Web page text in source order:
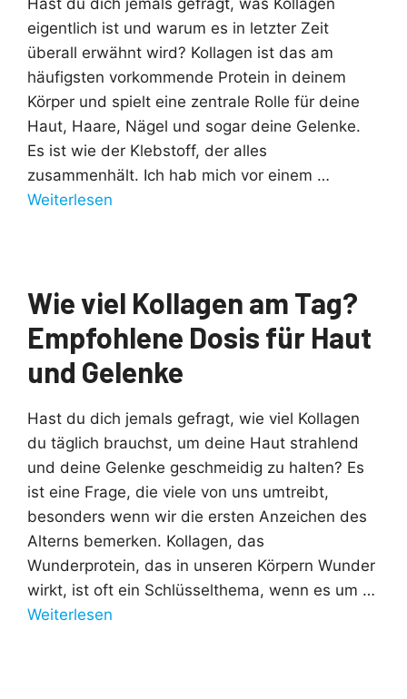
Hast du dich jemals gefragt, was Kollagen
eigentlich ist und warum es in letzter Zeit
überall erwähnt wird? Kollagen ist das am
häufigsten vorkommende Protein in deinem
Körper und spielt eine zentrale Rolle für deine
Haut, Haare, Nägel und sogar deine Gelenke.
Es ist wie der Klebstoff, der alles
zusammenhält. Ich hab mich vor einem …
Weiterlesen
Wie viel Kollagen am Tag?
Empfohlene Dosis für Haut
und Gelenke
Hast du dich jemals gefragt, wie viel Kollagen
du täglich brauchst, um deine Haut strahlend
und deine Gelenke geschmeidig zu halten? Es
ist eine Frage, die viele von uns umtreibt,
besonders wenn wir die ersten Anzeichen des
Alterns bemerken. Kollagen, das
Wunderprotein, das in unseren Körpern Wunder
wirkt, ist oft ein Schlüsselthema, wenn es um …
Weiterlesen